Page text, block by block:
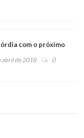
com o próximo
abril de 2018 0